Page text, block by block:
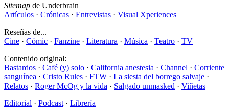
Sitemap de Underbrain
Artículos · Crónicas · Entrevistas · Visual Xperiences
Reseñas de...
Cine · Cómic · Fanzine · Literatura · Música · Teatro · TV
Contenido original:
Bastardos · Café (y) solo · California anestesia · Channel · Corriente
sanguínea · Cristo Rules · FTW · La siesta del borrego salvaje ·
Relatos · Roger McOg y la vida · Salgado unmasked · Viñetas
Editorial · Podcast · Librería